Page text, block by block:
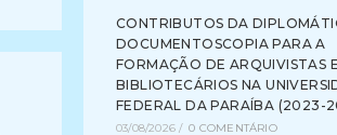
CONTRIBUTOS DA
DOCUMENTOSCOPIA PARA A
FORMAÇÃO DE ARQUIVISTAS E
BIBLIOTECÁRIOS NA
FEDERAL DA PARAÍBA (2023-
03/08/2026 / 0 COMENTÁRIO